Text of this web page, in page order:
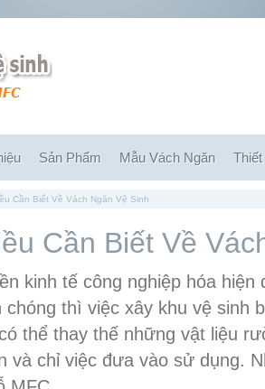
Sản Phẩm Mẫu Vách Ngăn
Cần Biết Về Vách Ngăn Vệ Sinh
Cần Biết Về
kinh tế công nghiệp hóa
chóng thì việc xây khu vệ sinh
thể thay thế những vật liệu
và chỉ việc đưa vào sử dụng.